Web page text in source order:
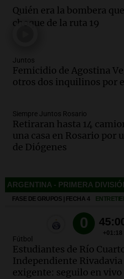
Episodios
Audio. Villa María
Episodios
Audio.
Panorama Federal
Episodios
Audio.Preparativos
exposición en la
Episodios
Audio.Denuncias por
Congreso y
oxígeno en
Panorama Federal
Episodios
Audio.Río Gallegos
y llega avión para
Quién era la bombera
choque de la ruta 19
Juntos
Femicidio de Agostina
otros dos inquilinos por
Siempre Juntos Rosario
Retiraran hasta 14
una casa en Rosario por
de Diógenes
Deportes
Fútbol
Estudiantes de Río
Independiente
exigente: seguilo en vivo